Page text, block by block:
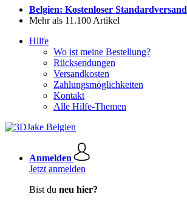
Belgien: Kostenloser Standardversand
Mehr als 11.100 Artikel
Hilfe
Wo ist meine Bestellung?
Rücksendungen
Versandkosten
Zahlungsmöglichkeiten
Kontakt
Alle Hilfe-Themen
Anmelden
Jetzt anmelden
Bist du neu hier?